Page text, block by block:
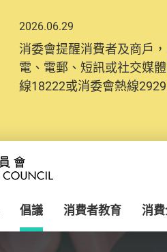
2026.06.29
消委會提醒消費者及商戶
電、電郵、短訊或社交媒
線18222或消委會熱線
倡議 消費者教育 消